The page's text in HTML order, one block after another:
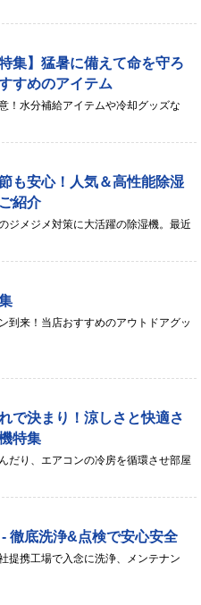
集】猛暑に備えて命を守ろ
すめのアイテム
！水分補給アイテムや冷却グッズな
も安心！人気＆高性能除湿
紹介
ジメジメ対策に大活躍の除湿機。最近
到来！当店おすすめのアウトドアグッ
で決まり！涼しさと快適さ
特集
だり、エアコンの冷房を循環させ部屋
徹底洗浄&点検で安心安全
提携工場で入念に洗浄、メンテナン